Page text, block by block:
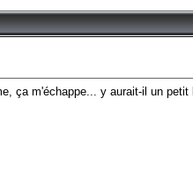
ça m'échappe... y aurait-il un